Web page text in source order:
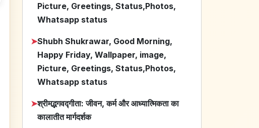
Picture, Greetings, Status,Photos,
Whatsapp status
➤Shubh Shukrawar, Good Morning,
Happy Friday, Wallpaper, image,
Picture, Greetings, Status,Photos,
Whatsapp status
➤श्रीमद्भगवद्गीता: जीवन, कर्म और आध्यात्मिकता का
कालातीत मार्गदर्शक